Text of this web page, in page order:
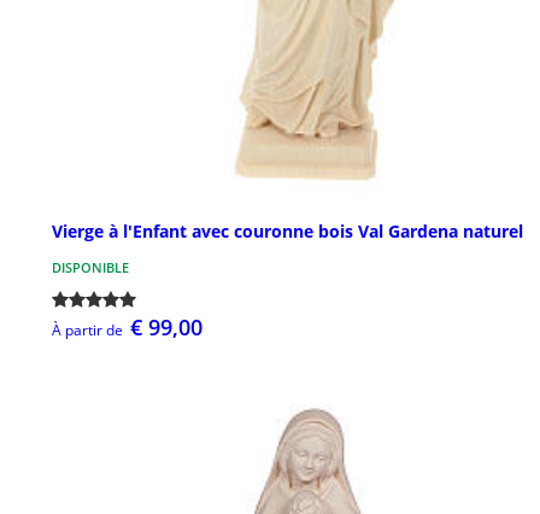
Vierge à l'Enfant avec couronne bois Val Gardena naturel
DISPONIBLE
À partir de € 99,00